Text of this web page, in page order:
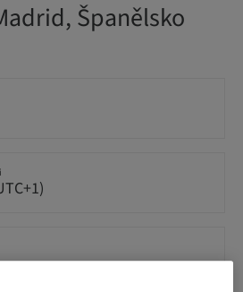
Španělsko